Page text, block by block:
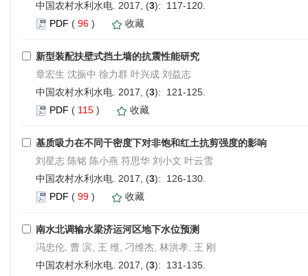
中国农村水利水电. 2017, (3): 117-120.
PDF ( 96 ) 收藏
新型装配扶壁式挡土墙的抗震性能研究
章宏生 沈振中 徐力群 叶兴成 刘益志
中国农村水利水电. 2017, (3): 121-125.
PDF ( 115 ) 收藏
基质吸力在不同干密度下对非饱和红土抗剪强度的影响
刘星志 陈铭 陈小燕 符思华 刘小文 叶云雪
中国农村水利水电. 2017, (3): 126-130.
PDF ( 99 ) 收藏
南水北调输水梁济运河区地下水位预测
冯忠伦, 曹 滨, 王 维, 刁维杰, 林洪孝, 王 刚
中国农村水利水电. 2017, (3): 131-135.